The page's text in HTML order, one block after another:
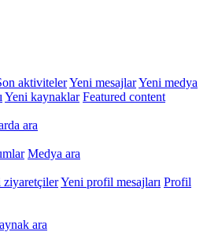
aktivitelerYeni mesajlarYeni medya
Yeni kaynaklar Featured content
ara
Medya ara
ziyaretçilerYeni profil mesajları Profil
ara